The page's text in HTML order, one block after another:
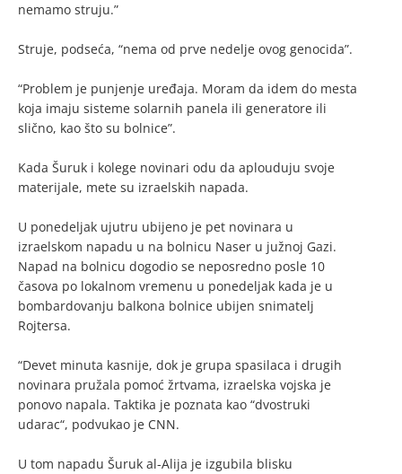
nemamo struju.”
Struje, podseća, “nema od prve nedelje ovog genocida”.
“Problem je punjenje uređaja. Moram da idem do mesta
koja imaju sisteme solarnih panela ili generatore ili
slično, kao što su bolnice”.
Kada Šuruk i kolege novinari odu da aplouduju svoje
materijale, mete su izraelskih napada.
U ponedeljak ujutru ubijeno je pet novinara u
izraelskom napadu u na bolnicu Naser u južnoj Gazi.
Napad na bolnicu dogodio se neposredno posle 10
časova po lokalnom vremenu u ponedeljak kada je u
bombardovanju balkona bolnice ubijen snimatelj
Rojtersa.
“Devet minuta kasnije, dok je grupa spasilaca i drugih
novinara pružala pomoć žrtvama, izraelska vojska je
ponovo napala. Taktika je poznata kao “dvostruki
udarac“, podvukao je CNN.
U tom napadu Šuruk al-Alija je izgubila blisku